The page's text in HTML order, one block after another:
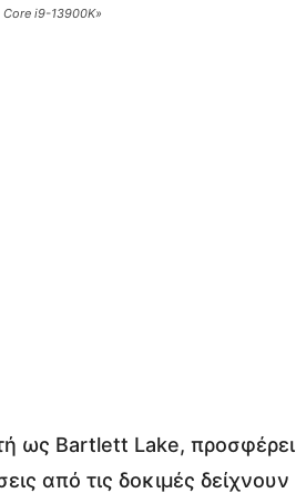
Core i9-13900K»
ως Bartlett Lake, προσφέρει
από τις δοκιμές δείχνουν